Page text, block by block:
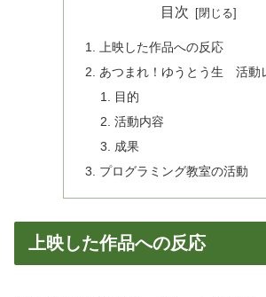
目次
上映した作品への反応
あつまれ！ゆうとう生 活動
目的
活動内容
成果
プログラミング教室の活動
上映した作品への反応